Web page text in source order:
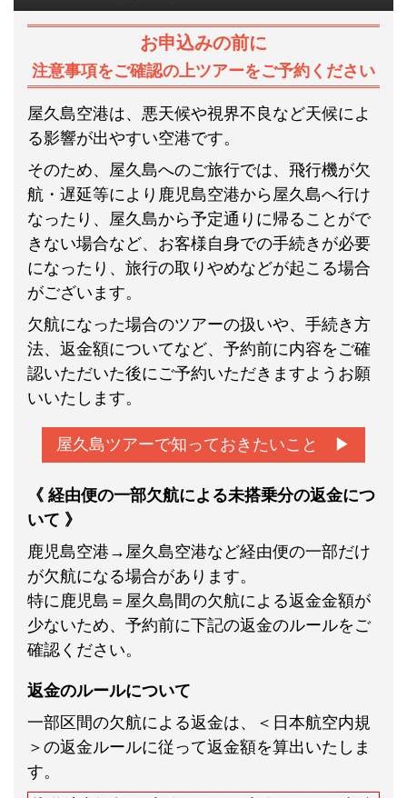
お申込みの前に
注意事項をご確認の上ツアーをご予約ください
屋久島空港は、悪天候や視界不良など天候によ
る影響が出やすい空港です。
そのため、屋久島へのご旅行では、飛行機が欠
航・遅延等により鹿児島空港から屋久島へ行け
なったり、屋久島から予定通りに帰ることがで
きない場合など、お客様自身での手続きが必要
になったり、旅行の取りやめなどが起こる場合
がございます。
欠航になった場合のツアーの扱いや、手続き方
法、返金額についてなど、予約前に内容をご確
認いただいた後にご予約いただきますようお願
いいたします。
屋久島ツアーで知っておきたいこと ▶
《 経由便の一部欠航による未搭乗分の返金につ
いて 》
鹿児島空港→屋久島空港など経由便の一部だけ
が欠航になる場合があります。
特に鹿児島＝屋久島間の欠航による返金金額が
少ないため、予約前に下記の返金のルールをご
確認ください。
返金のルールについて
一部区間の欠航による返金は、＜日本航空内規
＞の返金ルールに従って返金額を算出いたしま
す。